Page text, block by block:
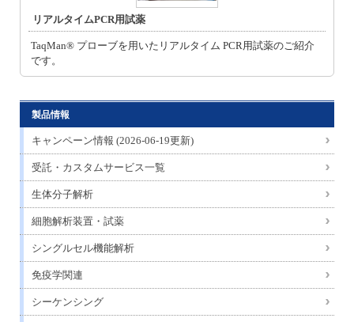
リアルタイムPCR用試薬
TaqMan® プローブを用いたリアルタイム PCR用試薬のご紹介
です。
製品情報
キャンペーン情報 (2026-06-19更新)
受託・カスタムサービス一覧
生体分子解析
細胞解析装置・試薬
シングルセル機能解析
免疫学関連
シーケンシング